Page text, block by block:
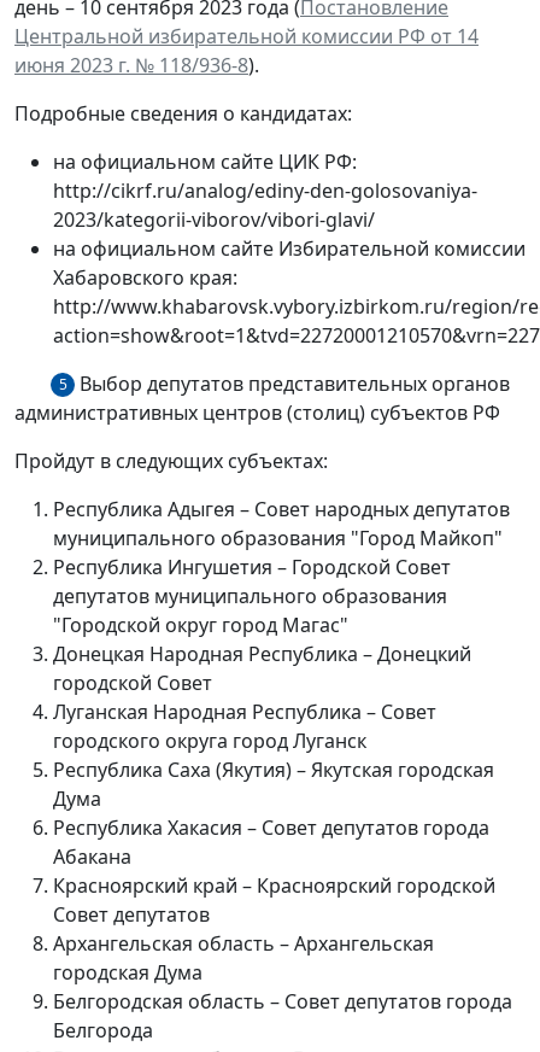
день – 10 сентября 2023 года (Постановление
Центральной избирательной комиссии РФ от 14
июня 2023 г. № 118/936-8).
Подробные сведения о кандидатах:
на официальном сайте ЦИК РФ:
http://cikrf.ru/analog/ediny-den-golosovaniya-
2023/kategorii-viborov/vibori-glavi/
на официальном сайте Избирательной комиссии
Хабаровского края:
http://www.khabarovsk.vybory.izbirkom.ru/region/
5
Выбор депутатов представительных органов
административных центров (столиц) субъектов РФ
Пройдут в следующих субъектах:
Республика Адыгея – Совет народных депутатов
муниципального образования "Город Майкоп"
Республика Ингушетия – Городской Совет
депутатов муниципального образования
"Городской округ город Магас"
Донецкая Народная Республика – Донецкий
городской Совет
Луганская Народная Республика – Совет
городского округа город Луганск
Республика Саха (Якутия) – Якутская городская
Дума
Республика Хакасия – Совет депутатов города
Абакана
Красноярский край – Красноярский городской
Совет депутатов
Архангельская область – Архангельская
городская Дума
Белгородская область – Совет депутатов города
Белгорода